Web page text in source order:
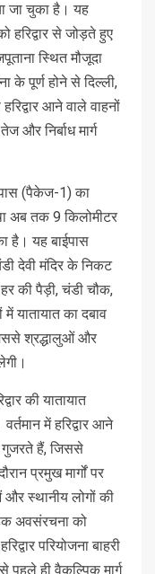
जा चुका है। यह
हरिद्वार से जोड़ते हुए
स्थित मौजूदा
के पूर्ण होने से दिल्ली,
आने वाले वाहनों
और निर्बाध मार्ग
(पैकेज-1) का
अब तक 9 किलोमीटर
है। यह बाईपास
देवी मंदिर के निकट
की पैड़ी, चंडी चौक,
यातायात का दबाव
श्रद्धालुओं और
की यातायात
में हरिद्वार आने
गुजरते हैं, जिससे
प्रमुख मार्गों पर
और स्थानीय लोगों की
अवसंरचना को
परियोजना बाहरी
पहले ही वैकल्पिक मार्ग